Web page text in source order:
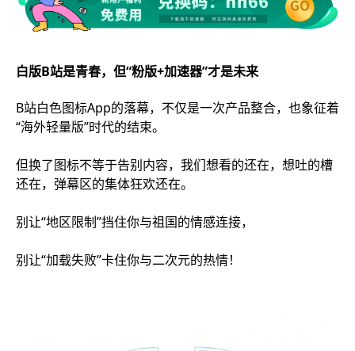
白版B站是青春，但“粉版+加速器”才是未来
B站白色图标App的落幕，不仅是一次产品整合，也象征着
“海外轻量版”时代的结束。
但换了图标不等于告别内容，我们想看的还在，想吐的槽
还在，弹幕区的集体狂欢还在。
别让“地区限制”挡住你与祖国的情感连接，
别让“加载失败”卡住你与二次元的热情！